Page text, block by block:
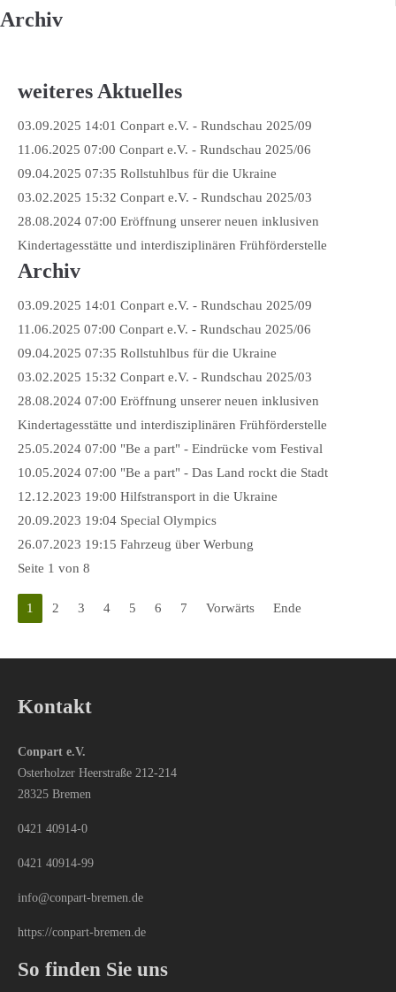
Archiv
weiteres Aktuelles
03.09.2025 14:01 Conpart e.V. - Rundschau 2025/09
11.06.2025 07:00 Conpart e.V. - Rundschau 2025/06
09.04.2025 07:35 Rollstuhlbus für die Ukraine
03.02.2025 15:32 Conpart e.V. - Rundschau 2025/03
28.08.2024 07:00 Eröffnung unserer neuen inklusiven
Kindertagesstätte und interdisziplinären Frühförderstelle
Archiv
03.09.2025 14:01 Conpart e.V. - Rundschau 2025/09
11.06.2025 07:00 Conpart e.V. - Rundschau 2025/06
09.04.2025 07:35 Rollstuhlbus für die Ukraine
03.02.2025 15:32 Conpart e.V. - Rundschau 2025/03
28.08.2024 07:00 Eröffnung unserer neuen inklusiven
Kindertagesstätte und interdisziplinären Frühförderstelle
25.05.2024 07:00 "Be a part" - Eindrücke vom Festival
10.05.2024 07:00 "Be a part" - Das Land rockt die Stadt
12.12.2023 19:00 Hilfstransport in die Ukraine
20.09.2023 19:04 Special Olympics
26.07.2023 19:15 Fahrzeug über Werbung
Seite 1 von 8
1 2 3 4 5 6 7 Vorwärts Ende
Kontakt
Conpart e.V.
Osterholzer Heerstraße 212-214
28325 Bremen
0421 40914-0
0421 40914-99
info@conpart-bremen.de
https://conpart-bremen.de
So finden Sie uns